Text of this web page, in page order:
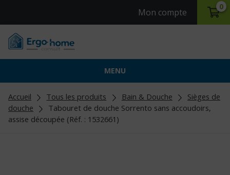
Mon compte
0
MENU
Accueil Tous les produits Bain & Douche
Sièges de
douche
Tabouret de douche Sorrento sans accoudoirs,
assise découpée (Réf. : 1532661)